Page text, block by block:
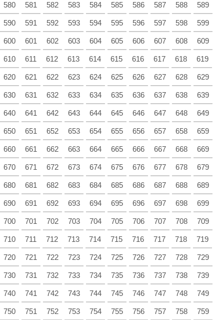
580 581 582 583 584 585 586 587 588 589
590 591 592 593 594 595 596 597 598 599
600 601 602 603 604 605 606 607 608 609
610 611 612 613 614 615 616 617 618 619
620 621 622 623 624 625 626 627 628 629
630 631 632 633 634 635 636 637 638 639
640 641 642 643 644 645 646 647 648 649
650 651 652 653 654 655 656 657 658 659
660 661 662 663 664 665 666 667 668 669
670 671 672 673 674 675 676 677 678 679
680 681 682 683 684 685 686 687 688 689
690 691 692 693 694 695 696 697 698 699
700 701 702 703 704 705 706 707 708 709
710 711 712 713 714 715 716 717 718 719
720 721 722 723 724 725 726 727 728 729
730 731 732 733 734 735 736 737 738 739
740 741 742 743 744 745 746 747 748 749
750 751 752 753 754 755 756 757 758 759